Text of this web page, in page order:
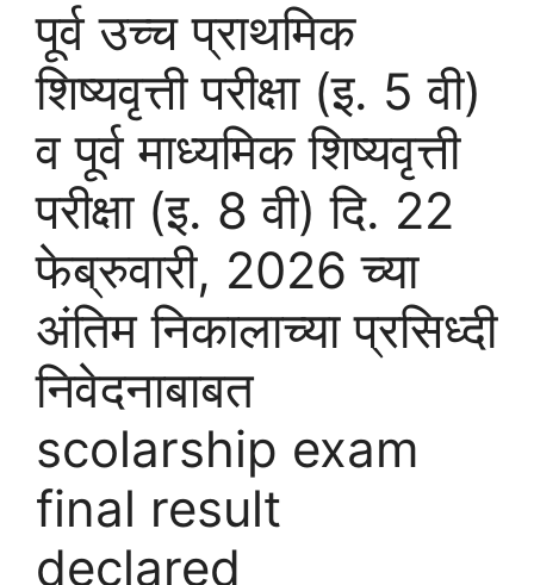
पूर्व उच्च प्राथमिक
शिष्यवृत्ती परीक्षा (इ. 5 वी)
व पूर्व माध्यमिक शिष्यवृत्ती
परीक्षा (इ. 8 वी) दि. 22
फेब्रुवारी, 2026 च्या
अंतिम निकालाच्या प्रसिध्दी
निवेदनाबाबत
scolarship exam
final result
declared